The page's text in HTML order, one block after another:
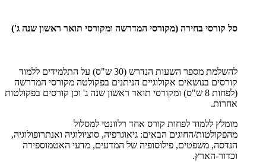
סל קורסי בחירה (מקורסי המדרשה ומקורסי תואר ראשון שנה ג')
להשלמת מספר השעות הנדרש (30 ש"ס) על התלמידים ללמוד
קורסים בנושאים אקולוגיים הניתנים בפקולטה מקורסי המדרשה
(לפחות 8 ש"ס) ומקורסי תואר ראשון שנה ג' וכן קורסים בפקולטות
אחרות.
מומלץ ללמוד לפחות קורס אחד רלוונטי למסלול
מהפקולטות/החוגים הבאים: גיאוגרפיה, סוציולוגיה ואנתרופולוגיה,
הנדסה, משפטים, פילוסופיה של המדעים, מדעי האטמוספירה
וכדור-הארץ.